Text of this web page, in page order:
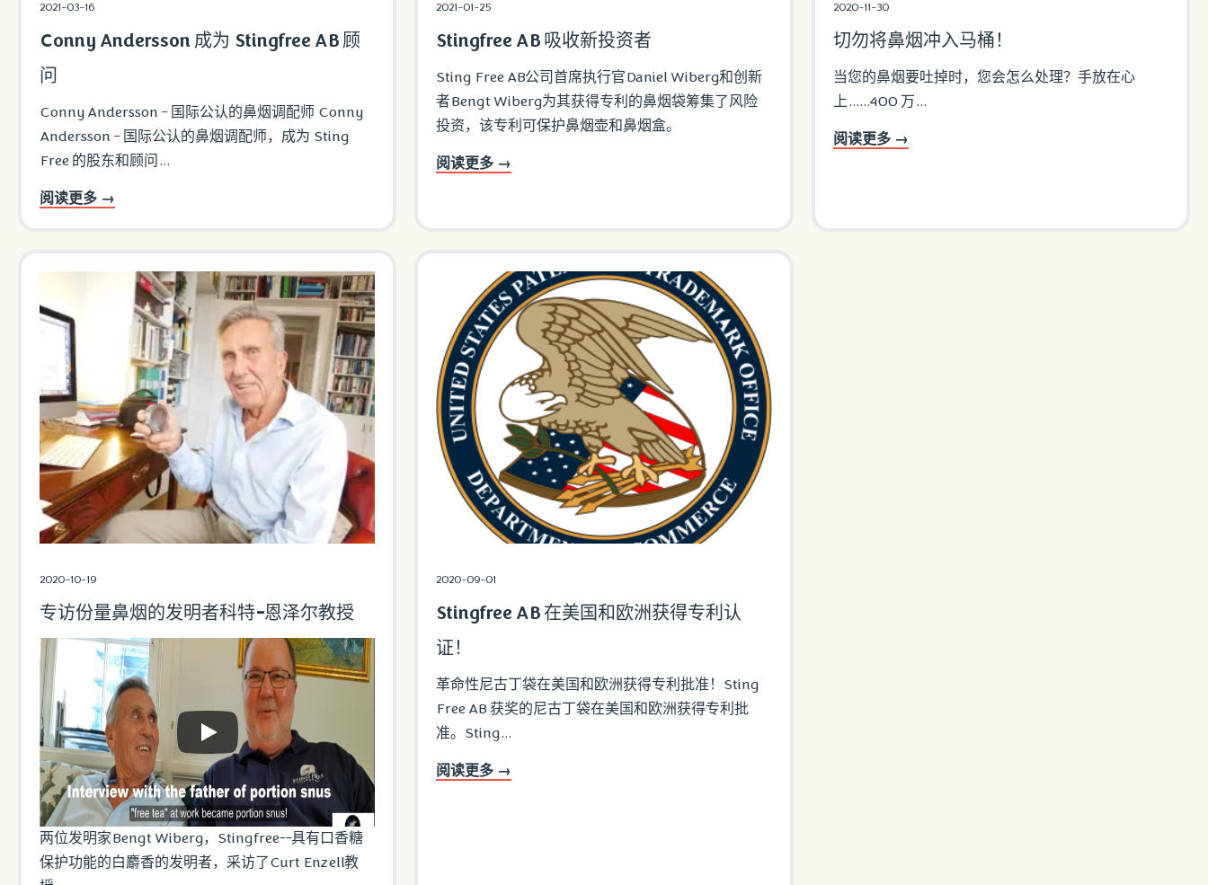
Conny Andersson 成为 Stingfree AB 顾
问
2021-03-16
Conny Andersson - 国际公认的鼻烟调配师 Conny
Andersson - 国际公认的鼻烟调配师，成为 Sting
Free 的股东和顾问...
阅读更多 →
Stingfree AB 吸收新投资者
2021-01-25
Sting Free AB公司首席执行官Daniel Wiberg和创新
者Bengt Wiberg为其获得专利的鼻烟袋筹集了风险
投资，该专利可保护鼻烟壶和鼻烟盒。
阅读更多 →
切勿将鼻烟冲入马桶！
2020-11-30
当您的鼻烟要吐掉时，您会怎么处理？手放在心
上......400 万...
阅读更多 →
专访份量鼻烟的发明者科特-恩泽尔教授
2020-10-19
两位发明家Bengt Wiberg，Stingfree--具有口香糖
保护功能的白麝香的发明者，采访了Curt Enzell教
Stingfree AB 在美国和欧洲获得专利认
证！
2020-09-01
革命性尼古丁袋在美国和欧洲获得专利批准！Sting
Free AB 获奖的尼古丁袋在美国和欧洲获得专利批
准。Sting...
阅读更多 →